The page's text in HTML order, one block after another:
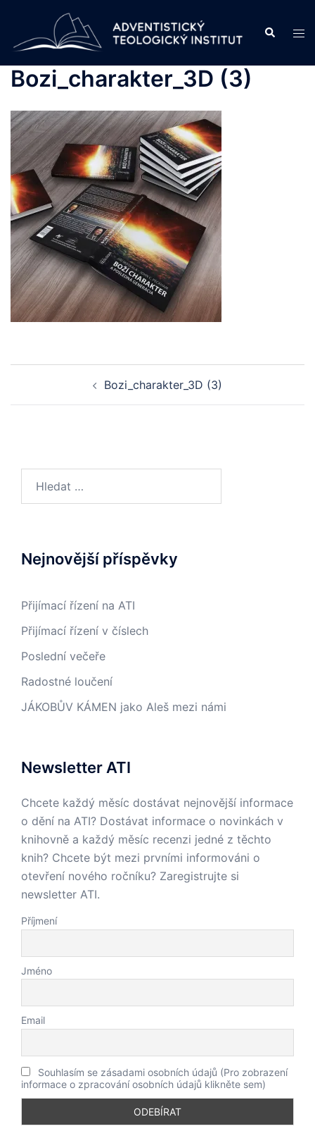
content
Search
Bozi_charakter_3D (3)
navigation Bozi_charakter_3D (3)
Nejnovější příspěvky
Přijímací řízení na ATI
Přijímací řízení v číslech
Poslední večeře
Radostné loučení
JÁKOBŮV KÁMEN jako Aleš mezi námi
Newsletter ATI
Chcete každý měsíc dostávat nejnovější informace
o dění na ATI? Dostávat informace o novinkách v
knihovně a každý měsíc recenzi jedné z těchto
knih? Chcete být mezi prvními informováni o
otevření nového ročníku? Zaregistrujte si
newsletter ATI.
Příjmení
Jméno
Email
Souhlasím se zásadami osobních údajů (Pro zobrazení
informace o zpracování osobních údajů klikněte sem)